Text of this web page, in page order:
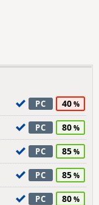
PC 40
PC 80
PC 85
PC 85
PC 80